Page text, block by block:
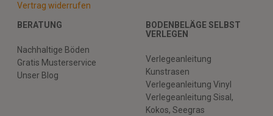
Vertrag widerrufen
BERATUNG
Nachhaltige Böden
Gratis Musterservice
Unser Blog
BODENBELÄGE SELBST
VERLEGEN
Verlegeanleitung
Kunstrasen
Verlegeanleitung Vinyl
Verlegeanleitung Sisal,
Kokos, Seegras